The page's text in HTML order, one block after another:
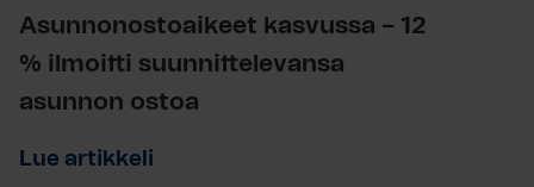
Asunnonostoaikeet kasvussa – 12
% ilmoitti suunnittelevansa
asunnon ostoa
Lue artikkeli